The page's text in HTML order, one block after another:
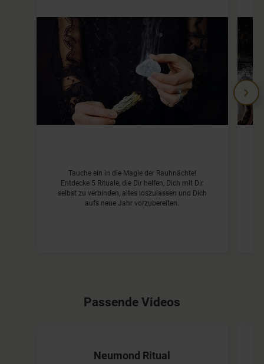
Tauche ein in die Magie der Rauhnächte!
Entdecke 5 Rituale, die Dir helfen, Dich mit Dir
selbst zu verbinden, altes loszulassen und Dich
aufs neue Jahr vorzubereiten.
Passende Videos
Neumond Ritual